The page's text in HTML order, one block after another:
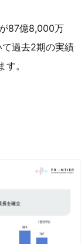
87億8,000万
過去2期の実績
。